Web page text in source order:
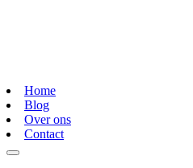
Home
Blog
Over ons
Contact